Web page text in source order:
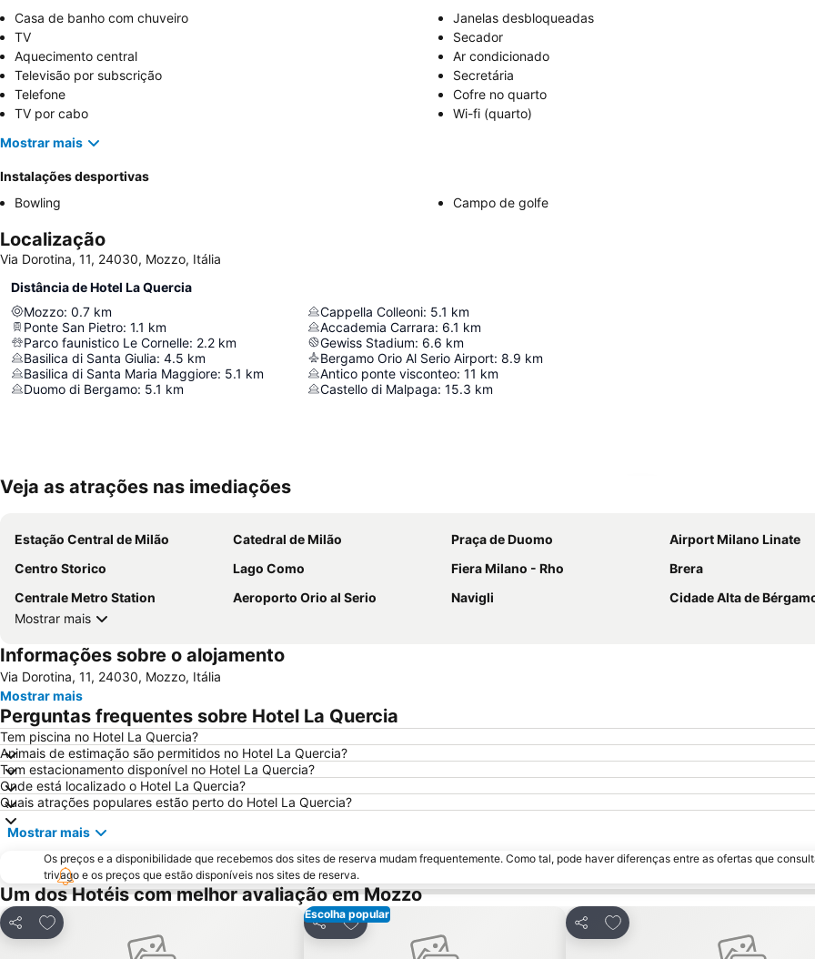
Casa de banho com chuveiro
Janelas desbloqueadas
TV
Secador
Aquecimento central
Ar condicionado
Televisão por subscrição
Secretária
Telefone
Cofre no quarto
TV por cabo
Wi-fi (quarto)
Mostrar mais
Instalações desportivas
Bowling
Campo de golfe
Localização
Via Dorotina, 11, 24030, Mozzo, Itália
Distância de Hotel La Quercia
Mozzo: 0.7 km
Ponte San Pietro: 1.1 km
Parco faunistico Le Cornelle: 2.2 km
Basilica di Santa Giulia: 4.5 km
Basilica di Santa Maria Maggiore: 5.1 km
Duomo di Bergamo: 5.1 km
Cappella Colleoni: 5.1 km
Accademia Carrara: 6.1 km
Gewiss Stadium: 6.6 km
Bergamo Orio Al Serio Airport: 8.9 km
Antico ponte visconteo: 11 km
Castello di Malpaga: 15.3 km
Veja as atrações nas imediações
Estação Central de Milão Catedral de Milão Praça de Duomo
Airport Milano Linate
Centro Storico
Lago Como Fiera Milano - Rho
Brera
Centrale Metro Station
Aeroporto Orio al Serio Navigli
Cidade Alta de
Mostrar mais
Informações sobre o alojamento
Via Dorotina, 11, 24030, Mozzo, Itália
Mostrar mais
Perguntas frequentes sobre Hotel La Quercia
Tem piscina no Hotel La Quercia?
Animais de estimação são permitidos no Hotel La Quercia?
Tem estacionamento disponível no Hotel La Quercia?
Onde está localizado o Hotel La Quercia?
Quais atrações populares estão perto do Hotel La Quercia?
Mostrar mais
Os preços e a disponibilidade que recebemos dos sites de reserva mudam frequentemente. Como tal, pode haver diferenças entre as ofertas que
trivago e os preços que estão disponíveis nos sites de reserva.
Um dos Hotéis com melhor avaliação em Mozzo
Partilhar
Adicionar aos favoritos Escolha popular
Partilhar
Adicionar aos favoritos
Partilhar
Adicionar aos favoritos